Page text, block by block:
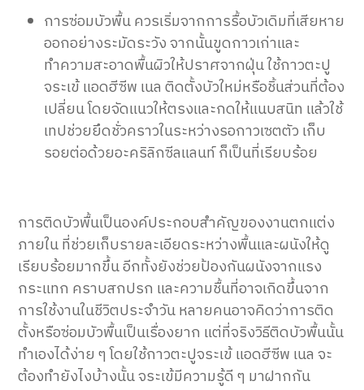
การซ่อมบัวพื้น ควรเริ่มจากการรื้อบัวเดิมที่เสียหาย
ออกอย่างระมัดระวัง จากนั้นขูดกาวเก่าและ
ทำความสะอาดพื้นผิวให้ปราศจากฝุ่น ใช้กาวตะปู
จระเข้ แอดฮีซีพ เนล ติดตั้งบัวใหม่หรือชิ้นส่วนที่ต้อง
เปลี่ยน โดยจัดแนวให้ตรงและกดให้แนบสนิท แล้วใช้
เทปช่วยยึดชั่วคราวในระหว่างรอกาวเซตตัว เก็บ
รอยต่อด้วยอะคริลิกซีลแลนท์ ก็เป็นที่เรียบร้อย
การติดบัวพื้นเป็นองค์ประกอบสำคัญของงานตกแต่ง
ภายใน ที่ช่วยเก็บรายละเอียดระหว่างพื้นและผนังให้ดู
เรียบร้อยมากขึ้น อีกทั้งยังช่วยป้องกันผนังจากแรง
กระแทก คราบสกปรก และความชื้นที่อาจเกิดขึ้นจาก
การใช้งานในชีวิตประจำวัน หลายคนอาจคิดว่าการติด
ตั้งหรือซ่อมบัวพื้นเป็นเรื่องยาก แต่ที่จริงวิธีติดบัวพื้นนั้น
ทำเองได้ง่าย ๆ โดยใช้กาวตะปูจระเข้ แอดฮีซีพ เนล จะ
ต้องทำยังไงบ้างนั้น จระเข้มีความรู้ดี ๆ มาฝากกัน